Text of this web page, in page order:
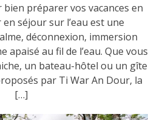
préparer vos vacances en
séjour sur l’eau est une
déconnexion, immersion
apaisé au fil de l’eau. Que vous
un bateau-hôtel ou un gîte
par Ti War An Dour, la
[…]